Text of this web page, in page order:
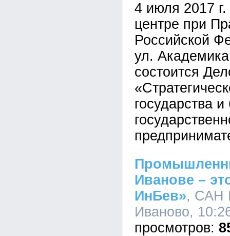
4 июля 2017
центре при
Российской
ул.
состоится
государства
Иванове –
ИнБев», САН
Иваново,